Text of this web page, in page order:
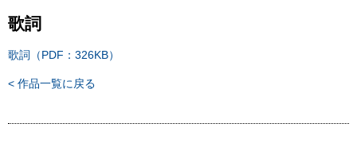
歌詞
歌詞（PDF：326KB）
< 作品一覧に戻る